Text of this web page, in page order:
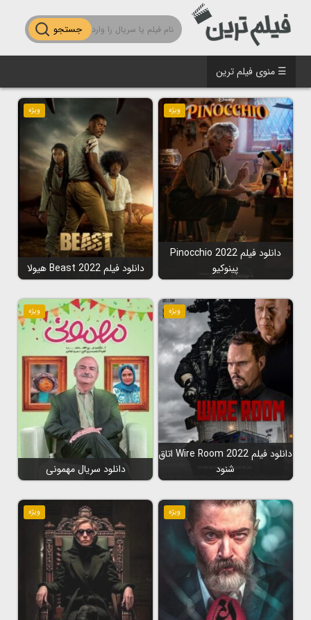
جستجو
☰ منوی فیلم ترین
ویژه
دانلود فیلم Pinocchio 2022
پینوکیو
ویژه
دانلود فیلم Beast 2022 هیولا
ویژه
دانلود فیلم Wire Room 2022 اتاق
شنود
ویژه
دانلود سریال مهمونی
ویژه ویژه